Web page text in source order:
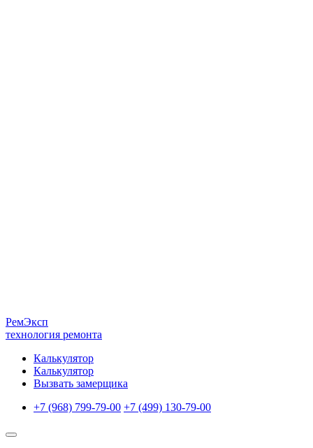
РемЭксп
технология ремонта
Калькулятор
Калькулятор
Вызвать замерщика
+7 (968) 799-79-00 +7 (499) 130-79-00